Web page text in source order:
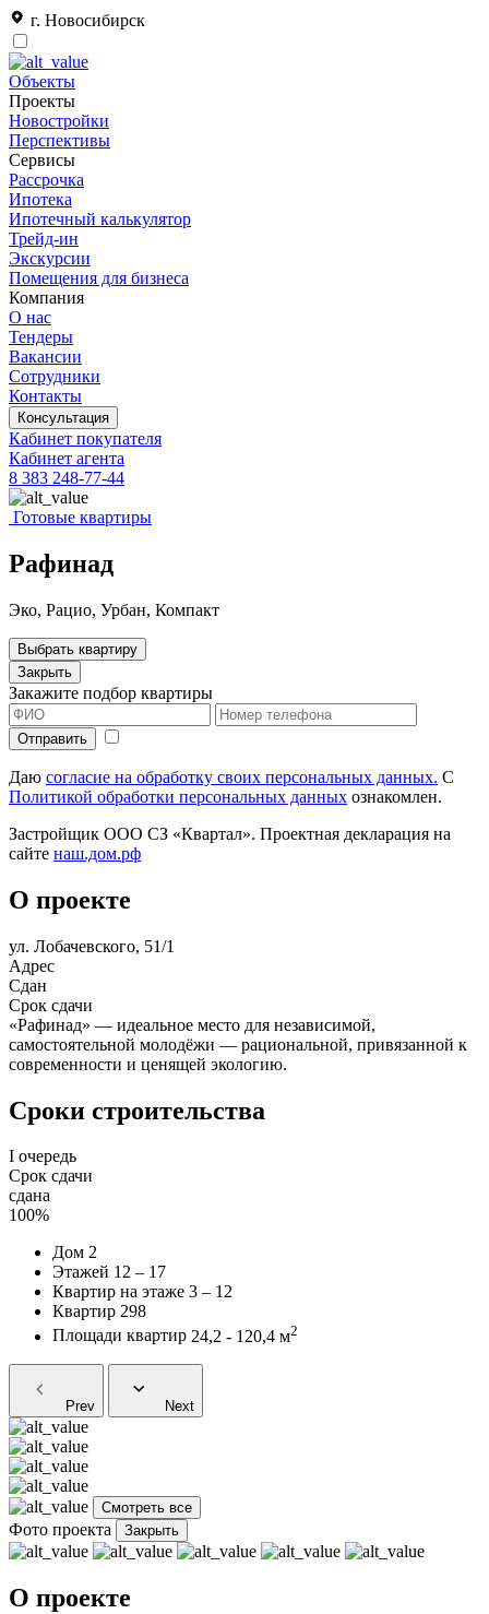
г. Новосибирск
Объекты
Проекты
Новостройки
Перспективы
Сервисы
Рассрочка
Ипотека
Ипотечный калькулятор
Трейд-ин
Экскурсии
Помещения для бизнеса
Компания
О нас
Тендеры
Вакансии
Сотрудники
Контакты
Консультация
Кабинет покупателя
Кабинет агента
8 383 248-77-44
Готовые квартиры
Рафинад
Эко, Рацио, Урбан, Компакт
Выбрать квартиру
Закрыть
Закажите подбор квартиры
Даю согласие на обработку своих персональных данных. С
Политикой обработки персональных данных ознакомлен.
Застройщик ООО СЗ «Квартал». Проектная декларация на
сайте наш.дом.рф
О проекте
ул. ​Лобачевского, 51/1
Адрес
Сдан
Срок сдачи
«Рафинад» — идеальное место для независимой,
самостоятельной молодёжи — рациональной, привязанной к
современности и ценящей экологию.
Сроки строительства
I очередь
Срок сдачи
сдана
100%
Дом 2
Этажей 12 – 17
Квартир на этаже 3 – 12
Квартир 298
Площади квартир 24,2 - 120,4 м2
Prev Next
Смотреть все
Фото проекта Закрыть
О проекте